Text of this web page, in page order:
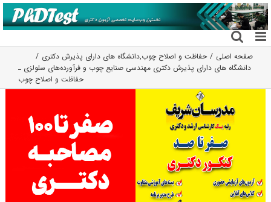
رفتن
به
محتوا
صفحه اصلی حفاظت و اصلاح چوب,دانشگاه های دارای پذیرش دکتری
دانشگاه های دارای پذیرش دکتری مهندسی صنایع چوب و فرآورده‌های سلولزی ـ
حفاظت و اصلاح چوب